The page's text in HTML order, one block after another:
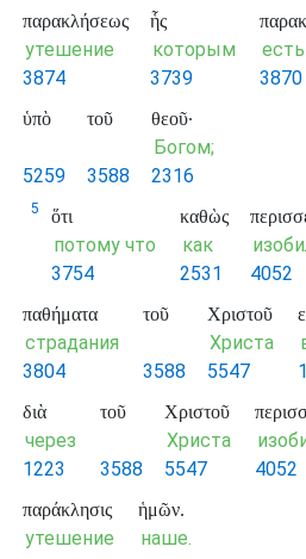
παρακλήσεως
утешение
3874
ἧς
которым
3739
3870
ὑπὸ
5259
τοῦ
3588
θεοῦ·
Богом;
2316
5 ὅτι
потому что
3754
καθὼς
как
2531
4052
παθήματα
страдания
3804
τοῦ
3588
Χριστοῦ
Христа
5547
διὰ
через
1223
τοῦ
3588
Χριστοῦ
Христа
5547
4052
παράκλησις
утешение
ἡμῶν.
наше.